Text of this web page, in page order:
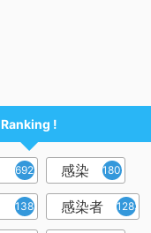
Ranking !
6921 感染 1809
1382 感染者 1283